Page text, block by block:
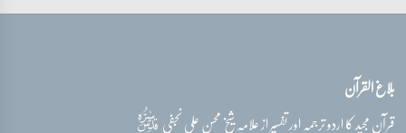
بلاغ القرآن
قرآن مجید کا اردو ترجمہ اور تفسیر از علامہ شیخ محسن علی نجفیقدس‌سره